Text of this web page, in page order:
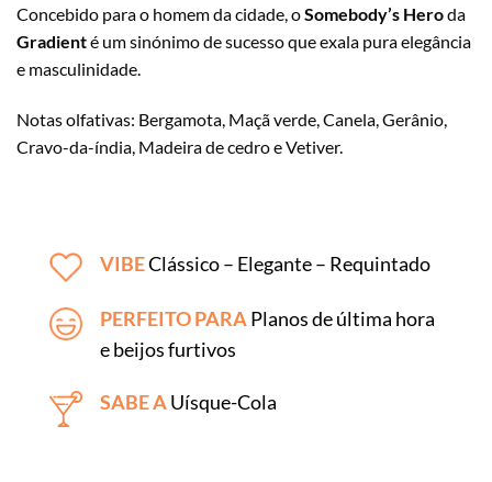
Concebido para o homem da cidade, oSomebody’s Heroda
Gradienté um sinónimo de sucesso que exala pura elegância
e masculinidade.
Notas olfativas: Bergamota, Maçã verde, Canela, Gerânio,
Cravo-da-índia, Madeira de cedro e Vetiver.
VIBEClássico – Elegante – Requintado
PERFEITO PARAPlanos de última hora
e beijos furtivos
SABE AUísque-Cola